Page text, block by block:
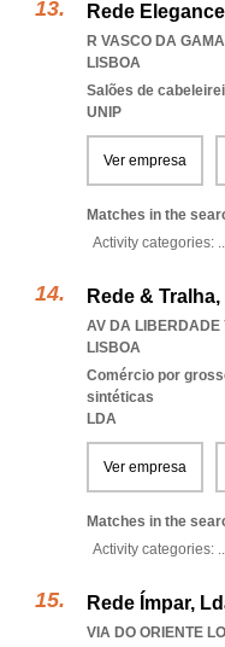
Rede
R VASCO DA
LISBOA
Salões de
UNIP
Ver empresa
Matches in the
Activity categories:
Rede &
AV DA
LISBOA
Comércio por
sintéticas
LDA
Ver empresa
Matches in the
Activity categories:
Rede Ímpar,
VIA DO ORIENTE